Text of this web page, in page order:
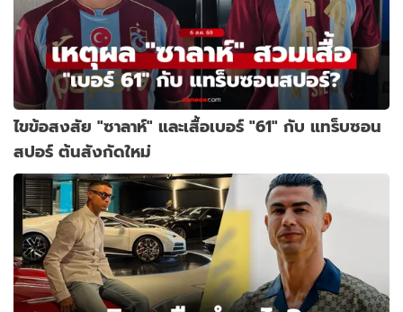
ไขข้อสงสัย "ซาลาห์" และเสื้อเบอร์ "61" กับ แทร็บซอน
สปอร์ ต้นสังกัดใหม่